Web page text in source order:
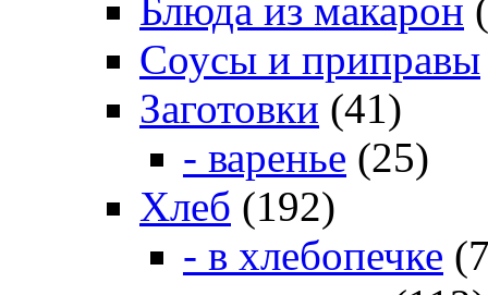
Блюда из макарон
Соусы и приправы
Заготовки (41)
- варенье (25)
Хлеб (192)
- в хлебопечке